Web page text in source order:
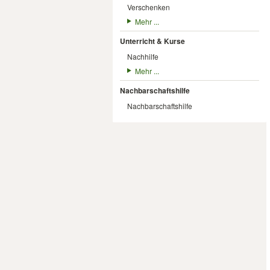
Verschenken
Mehr ...
Unterricht & Kurse
Nachhilfe
Mehr ...
Nachbarschaftshilfe
Nachbarschaftshilfe